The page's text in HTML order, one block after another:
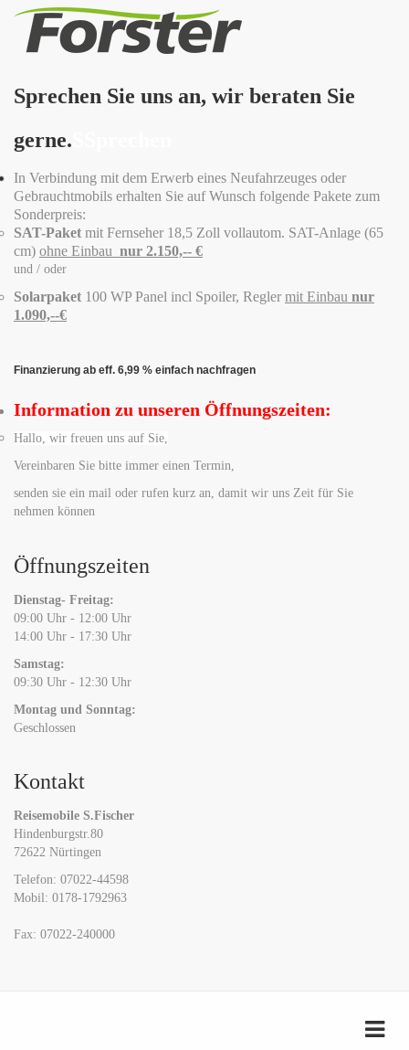
Sprechen Sie uns an, wir beraten Sie
gerne.
In Verbindung mit dem Erwerb eines Neufahrzeuges oder
Gebrauchtmobils erhalten Sie auf Wunsch folgende Pakete zum
Sonderpreis:
SAT-Paket mit Fernseher 18,5 Zoll vollautom. SAT-Anlage (65
cm) ohne Einbau nur 2.150,-- €
und / oder
Solarpaket 100 WP Panel incl Spoiler, Regler mit Einbau nur
1.090,--€
Finanzierung ab eff. 6,99 % einfach nachfragen
Information zu unseren Öffnungszeiten:
Hallo, wir freuen uns auf Sie,
Vereinbaren Sie bitte immer einen Termin,
senden sie ein mail oder rufen kurz an, damit wir uns Zeit für Sie
nehmen können
Öffnungszeiten
Dienstag- Freitag:
09:00 Uhr - 12:00 Uhr
14:00 Uhr - 17:30 Uhr
Samstag:
09:30 Uhr - 12:30 Uhr
Montag und Sonntag:
Geschlossen
Kontakt
Reisemobile S.Fischer
Hindenburgstr.80
72622 Nürtingen
Telefon: 07022-44598
Mobil: 0178-1792963
Fax: 07022-240000